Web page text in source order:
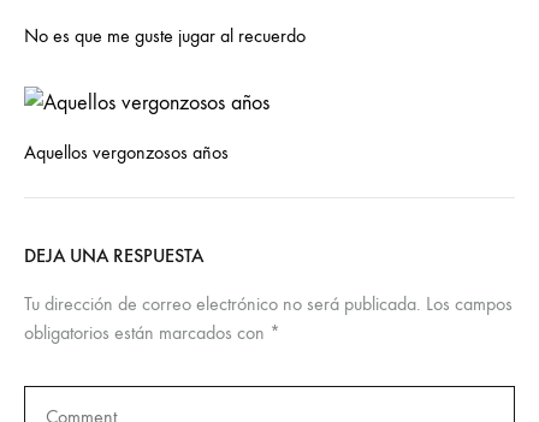
No es que me guste jugar al recuerdo
Aquellos vergonzosos años
DEJA UNA RESPUESTA
Tu dirección de correo electrónico no será publicada. Los campos
obligatorios están marcados con *